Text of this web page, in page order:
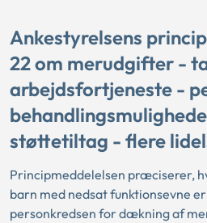
Ankestyrelsens
22 om merudgifter -
arbejdsfortjeneste -
støttetiltag - flere
Principmeddelelsen præciserer,
barn med nedsat funktionsevne
personkredsen for dækning af